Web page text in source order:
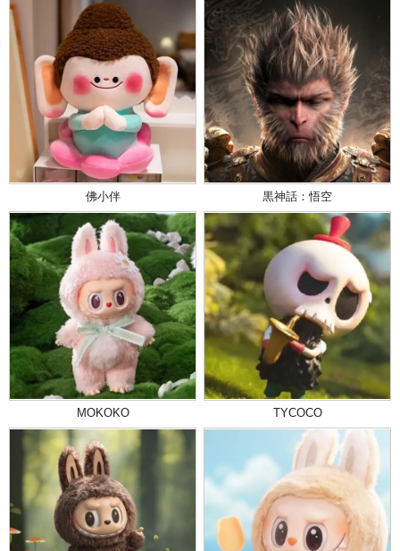
佛小伴 黒神話：悟空
MOKOKO TYCOCO